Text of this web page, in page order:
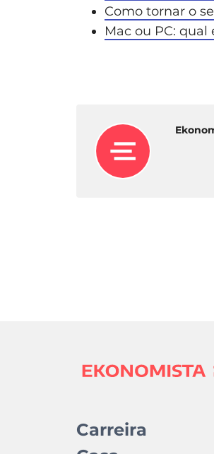
Como tornar o
Mac ou PC: qual
Carreira